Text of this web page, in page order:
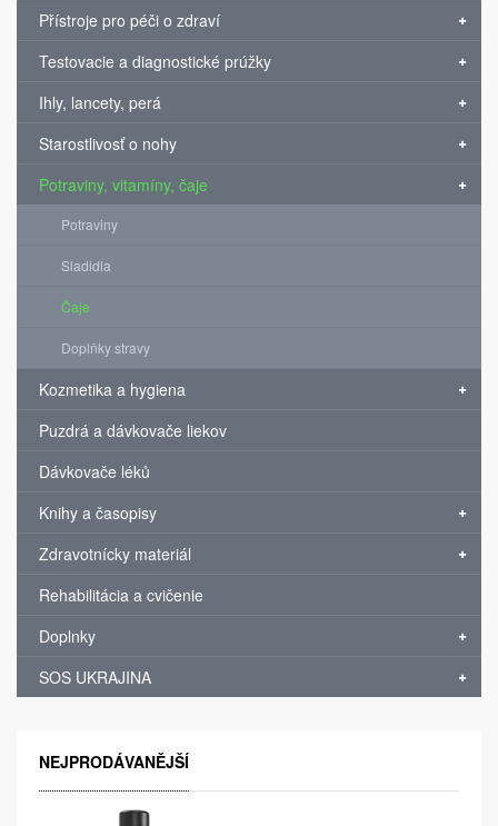
Přístroje pro péči o zdraví
Testovacie a diagnostické prúžky
Ihly, lancety, perá
Starostlivosť o nohy
Potraviny, vitamíny, čaje
Potraviny
Sladidla
Čaje
Doplňky stravy
Kozmetika a hygiena
Puzdrá a dávkovače liekov
Dávkovače léků
Knihy a časopisy
Zdravotnícky materiál
Rehabilitácia a cvičenie
Doplnky
SOS UKRAJINA
NEJPRODÁVANĚJŠÍ